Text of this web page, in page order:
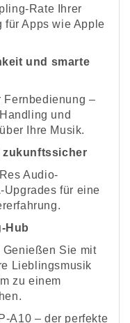
Rate Ihrer
für Apps wie Apple
und smarte
Fernbedienung –
und
Ihre Musik.
zukunftssicher
Audio-
Upgrades für eine
Hub
Genießen Sie mit
Lieblingsmusik
zu einem
A10 – der perfekte